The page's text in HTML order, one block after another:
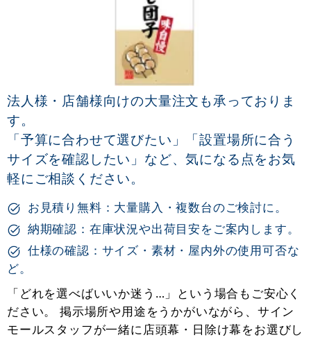
法人様・店舗様向けの大量注文も承っておりま
す。
「予算に合わせて選びたい」「設置場所に合う
サイズを確認したい」など、気になる点をお気
軽にご相談ください。
お見積り無料：大量購入・複数台のご検討に。
納期確認：在庫状況や出荷目安をご案内します。
仕様の確認：サイズ・素材・屋内外の使用可否な
ど。
「どれを選べばいいか迷う…」という場合もご安心く
ださい。 掲示場所や用途をうかがいながら、サイン
モールスタッフが一緒に店頭幕・日除け幕をお選びし